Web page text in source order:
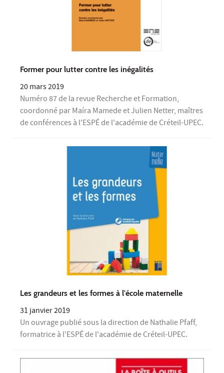
Former pour lutter contre les inégalités
20 mars 2019
Numéro 87 de la revue Recherche et Formation,
coordonné par Maíra Mamede et Julien Netter, maîtres
de conférences à l'ESPÉ de l'académie de Créteil-UPEC.
Les grandeurs et les formes à l'école maternelle
31 janvier 2019
Un ouvrage publié sous la direction de Nathalie Pfaff,
formatrice à l'ESPÉ de l'académie de Créteil-UPEC.